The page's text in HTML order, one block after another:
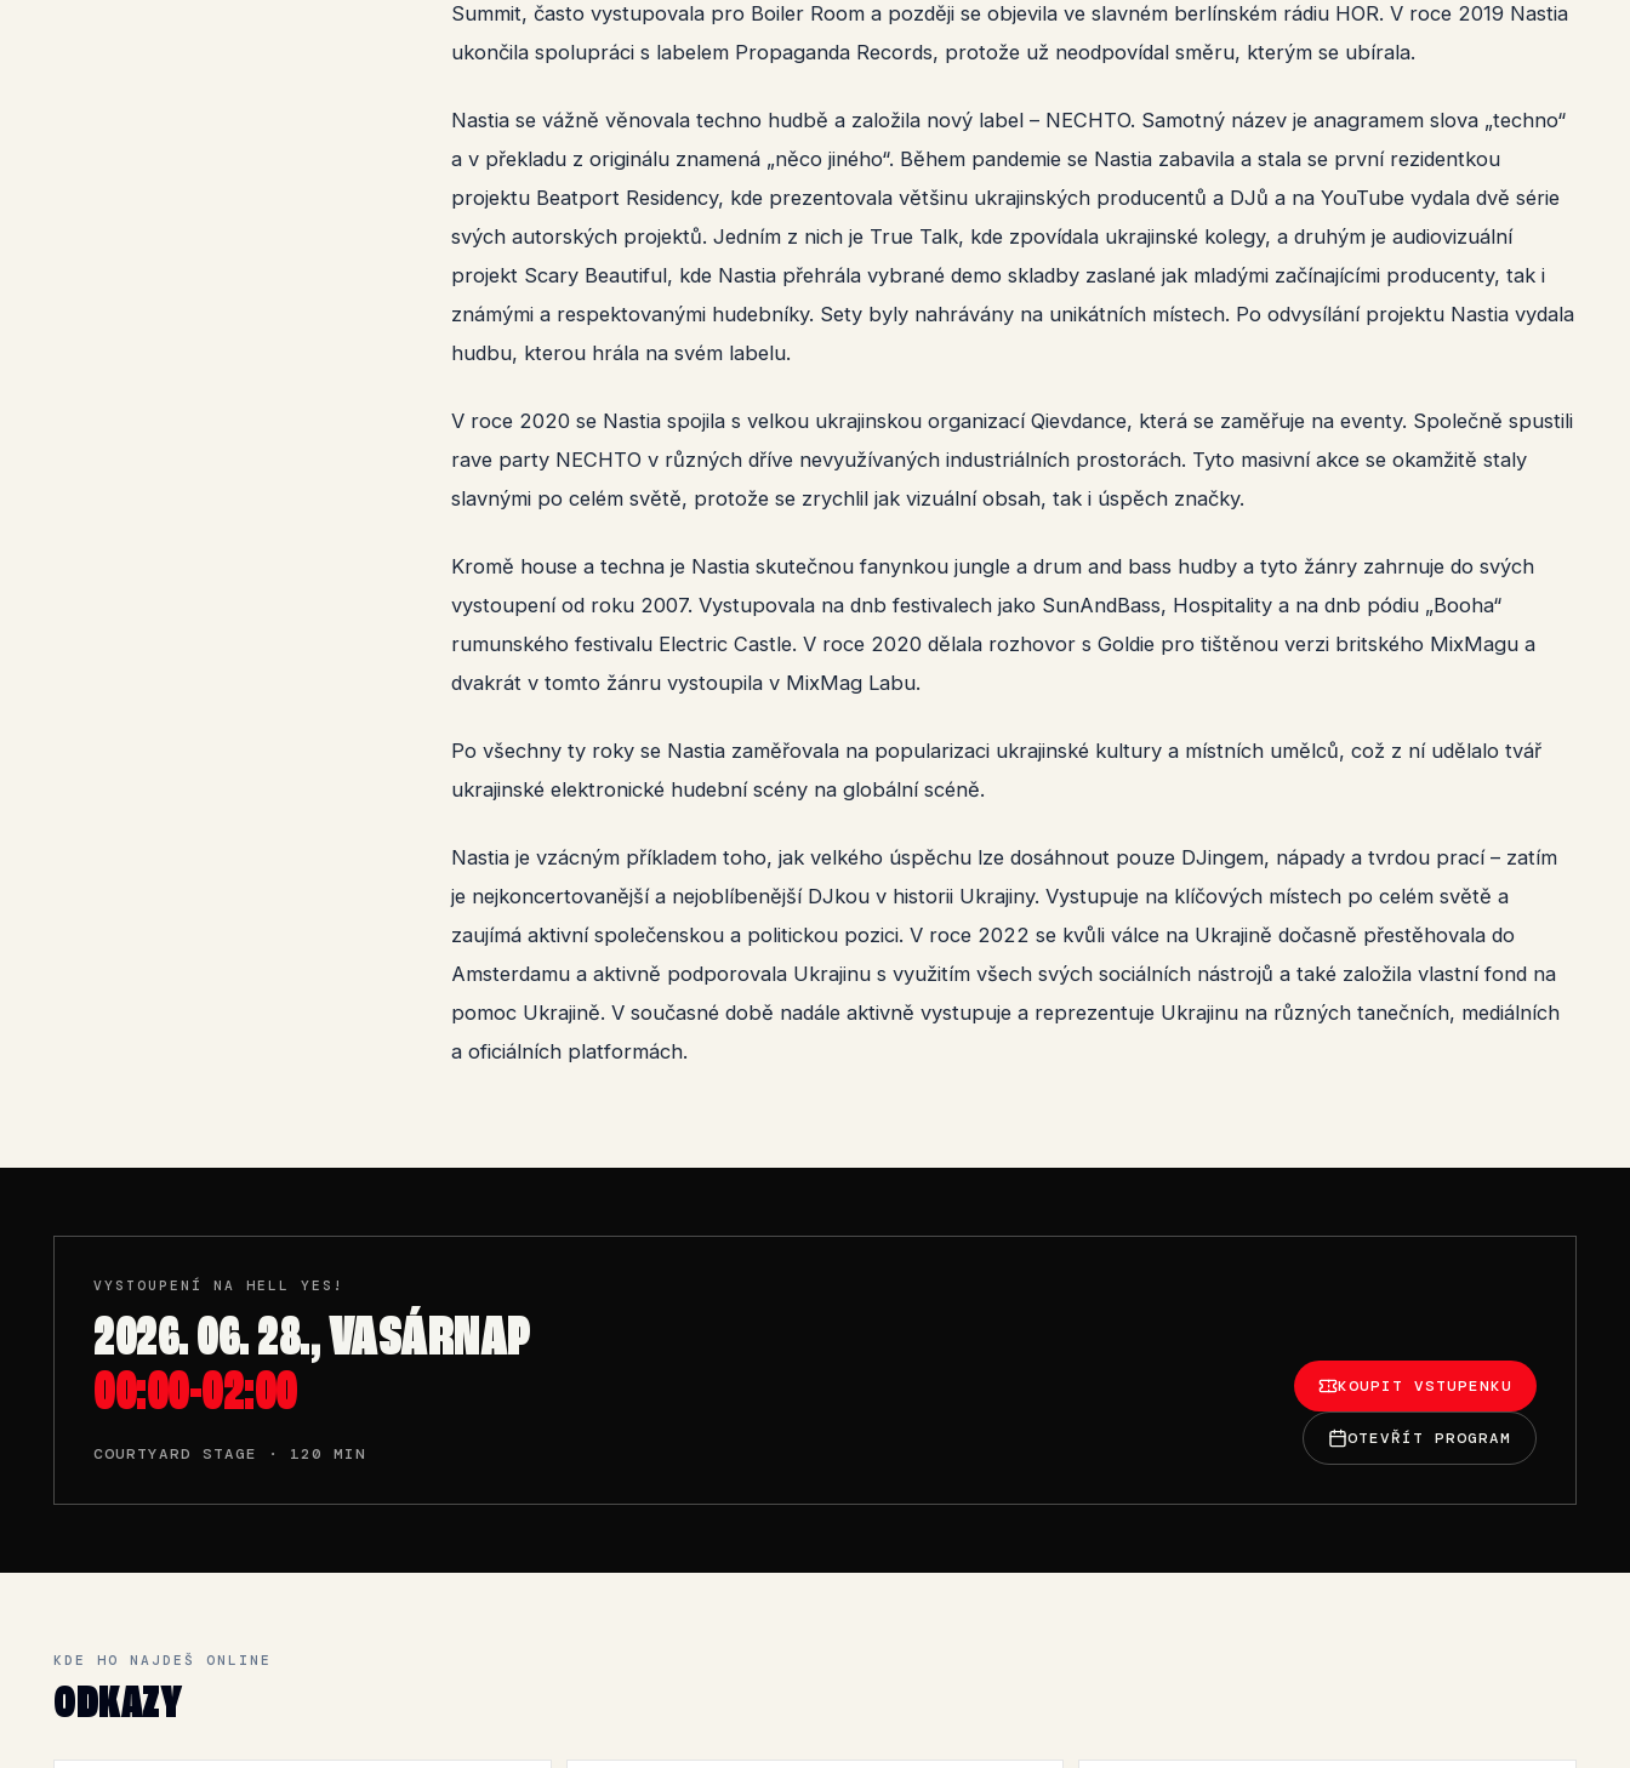
Summit, často vystupovala pro Boiler Room a později se objevila ve slavném berlínském rádiu HOR. V roce 2019 Nastia
ukončila spolupráci s labelem Propaganda Records, protože už neodpovídal směru, kterým se ubírala.
Nastia se vážně věnovala techno hudbě a založila nový label – NECHTO. Samotný název je anagramem slova „techno“
a v překladu z originálu znamená „něco jiného“. Během pandemie se Nastia zabavila a stala se první rezidentkou
projektu Beatport Residency, kde prezentovala většinu ukrajinských producentů a DJů a na YouTube vydala dvě série
svých autorských projektů. Jedním z nich je True Talk, kde zpovídala ukrajinské kolegy, a druhým je audiovizuální
projekt Scary Beautiful, kde Nastia přehrála vybrané demo skladby zaslané jak mladými začínajícími producenty, tak i
známými a respektovanými hudebníky. Sety byly nahrávány na unikátních místech. Po odvysílání projektu Nastia vydala
hudbu, kterou hrála na svém labelu.
V roce 2020 se Nastia spojila s velkou ukrajinskou organizací Qievdance, která se zaměřuje na eventy. Společně spustili
rave party NECHTO v různých dříve nevyužívaných industriálních prostorách. Tyto masivní akce se okamžitě staly
slavnými po celém světě, protože se zrychlil jak vizuální obsah, tak i úspěch značky.
Kromě house a techna je Nastia skutečnou fanynkou jungle a drum and bass hudby a tyto žánry zahrnuje do svých
vystoupení od roku 2007. Vystupovala na dnb festivalech jako SunAndBass, Hospitality a na dnb pódiu „Booha“
rumunského festivalu Electric Castle. V roce 2020 dělala rozhovor s Goldie pro tištěnou verzi britského MixMagu a
dvakrát v tomto žánru vystoupila v MixMag Labu.
Po všechny ty roky se Nastia zaměřovala na popularizaci ukrajinské kultury a místních umělců, což z ní udělalo tvář
ukrajinské elektronické hudební scény na globální scéně.
Nastia je vzácným příkladem toho, jak velkého úspěchu lze dosáhnout pouze DJingem, nápady a tvrdou prací – zatím
je nejkoncertovanější a nejoblíbenější DJkou v historii Ukrajiny. Vystupuje na klíčových místech po celém světě a
zaujímá aktivní společenskou a politickou pozici. V roce 2022 se kvůli válce na Ukrajině dočasně přestěhovala do
Amsterdamu a aktivně podporovala Ukrajinu s využitím všech svých sociálních nástrojů a také založila vlastní fond na
pomoc Ukrajině. V současné době nadále aktivně vystupuje a reprezentuje Ukrajinu na různých tanečních, mediálních
a oficiálních platformách.
VYSTOUPENÍ NA HELL YES!
2026. 06. 28., VASÁRNAP
00:00-02:00
COURTYARD STAGE · 120 MIN
KOUPIT VSTUPENKU
OTEVŘÍT PROGRAM
KDE HO NAJDEŠ ONLINE
ODKAZY